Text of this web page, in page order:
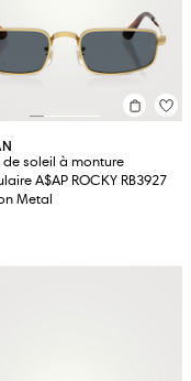
de soleil à monture
A$AP ROCKY RB3927
Metal